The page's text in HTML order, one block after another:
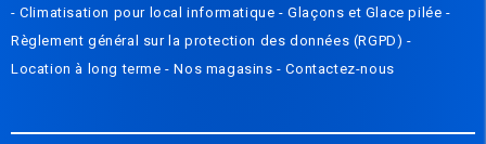
-Climatisation pour local informatique-Glaçons et Glace pilée-
Règlement général sur la protection des données (RGPD)-
Location à long terme -Nos magasins-Contactez-nous